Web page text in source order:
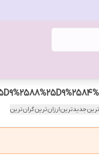
جدیدترینارزان‌ترینگران‌ترین